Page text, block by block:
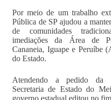
Por meio de um trabalho
Pública de SP ajudou a
de comunidades
imediações da Área de
Cananeia, Iguape e Peruíbe
do Estado.
Atendendo a pedido da
Secretaria de Estado do
governo estadual editou no